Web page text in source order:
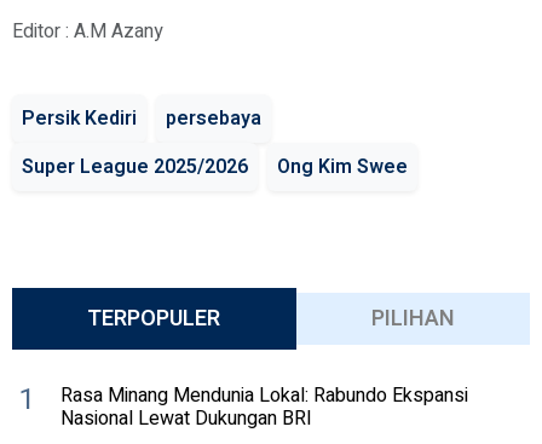
Editor : A.M Azany
Persik Kediri
persebaya
Super League 2025/2026
Ong Kim Swee
TERPOPULER PILIHAN
1 Rasa Minang Mendunia Lokal: Rabundo Ekspansi
Nasional Lewat Dukungan BRI